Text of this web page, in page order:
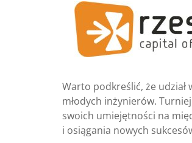
Warto podkreślić, że udział
młodych inżynierów.
swoich umiejętności na
i osiągania nowych